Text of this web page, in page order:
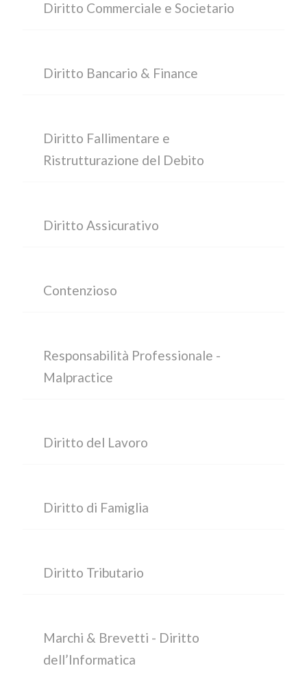
Diritto Commerciale e Societario
Diritto Bancario & Finance
Diritto Fallimentare e
Ristrutturazione del Debito
Diritto Assicurativo
Contenzioso
Responsabilità Professionale -
Malpractice
Diritto del Lavoro
Diritto di Famiglia
Diritto Tributario
Marchi & Brevetti - Diritto
dell’Informatica